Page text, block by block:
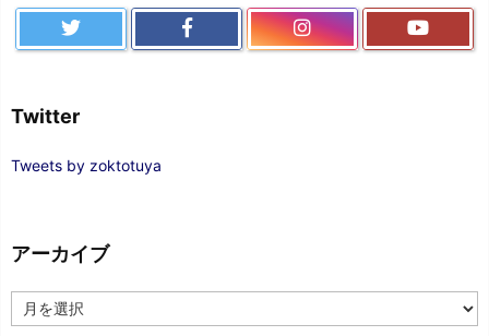
Twitter
Tweets by zoktotuya
アーカイブ
ー